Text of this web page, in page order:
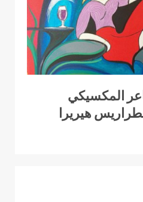
المكسيكي
هيريرا